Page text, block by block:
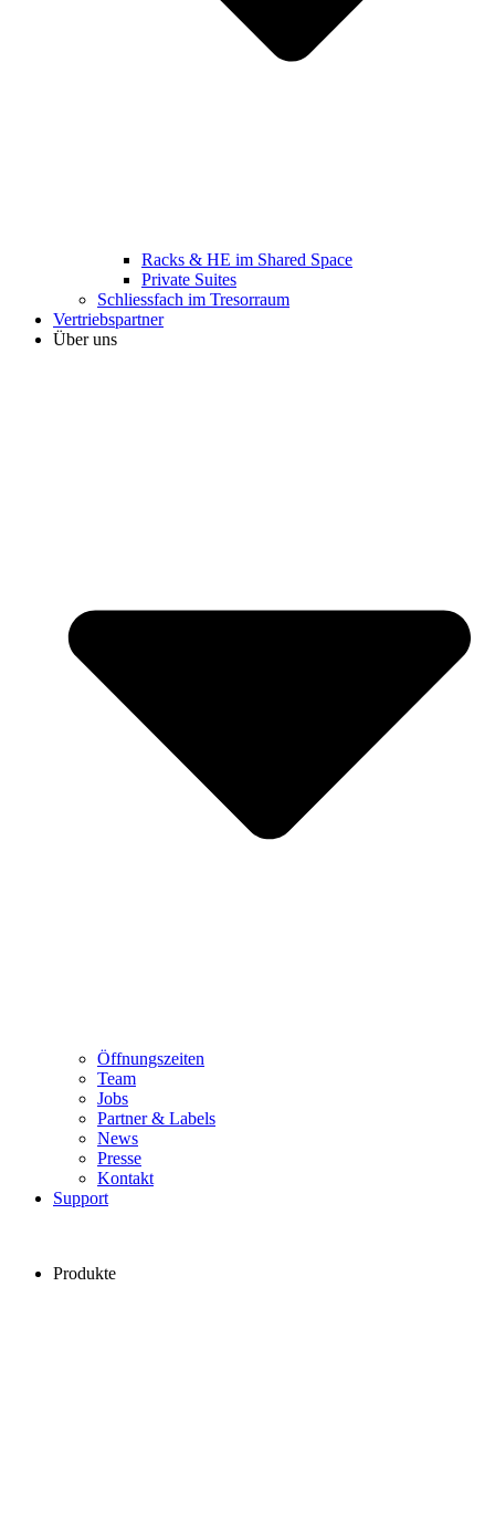
Racks & HE im Shared Space
Private Suites
Schliessfach im Tresorraum
Vertriebspartner
Über uns
Öffnungszeiten
Team
Jobs
Partner & Labels
News
Presse
Kontakt
Support
Produkte